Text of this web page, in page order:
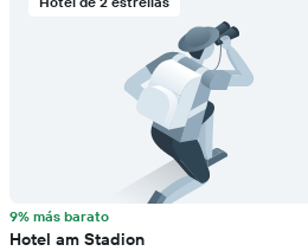
9% más barato
Hotel am Stadion